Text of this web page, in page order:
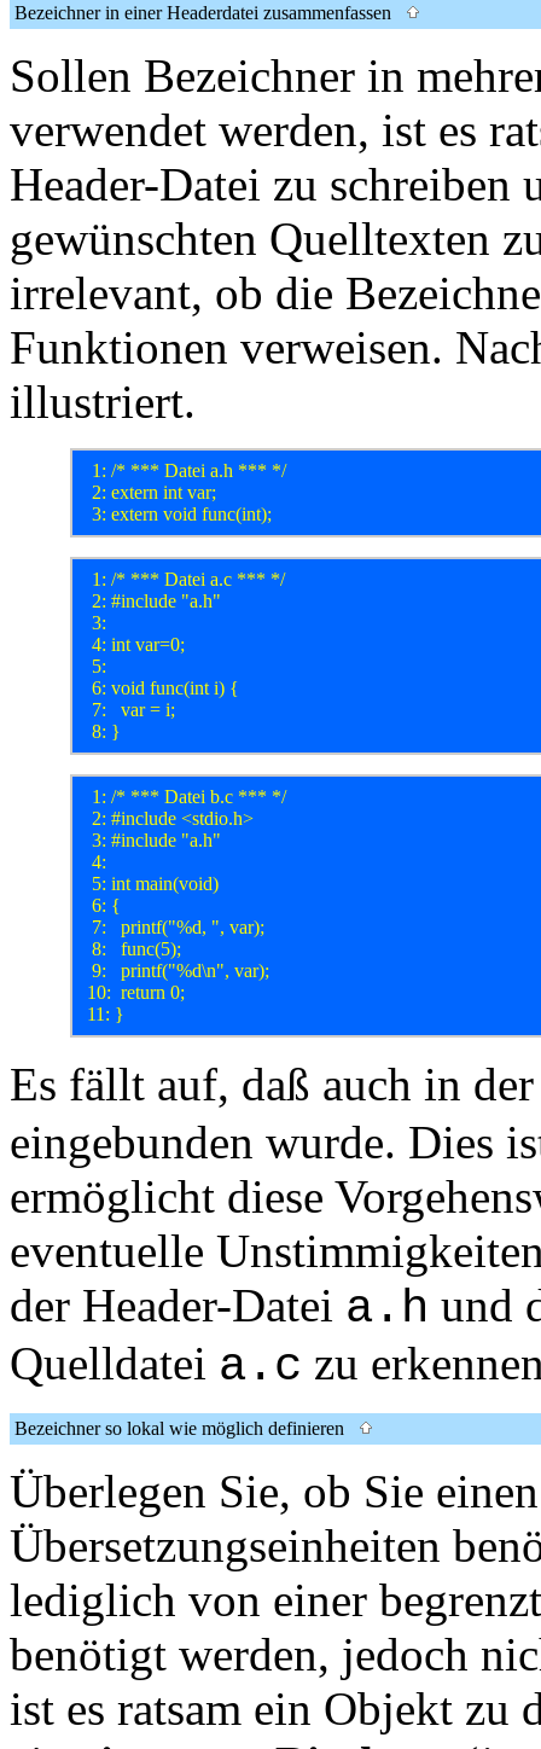
Bezeichner in einer Headerdatei zusammenfassen
Sollen Bezeichner in
verwendet werden, ist es
Header-Datei zu schreiben
gewünschten Quelltexten
irrelevant, ob die
Funktionen verweisen.
illustriert.
  1: /* *** Datei a.h *** */
  2: extern int var;
  1: /* *** Datei a.c *** */
  2: #include "a.h"
  3:
  4: int var=0;
  5:
  6: void func(int i) {
  7: 	var = i;
  1: /* *** Datei b.c *** */
  2: #include <stdio.h>
  3: #include "a.h"
  4:
  5: int main(void)
  6: {
  7: 	printf("%d, ", var);
  8: 	func(5);
  9: 	printf("%d\n", var);
10: 	return 0;
Es fällt auf, daß auch in
eingebunden wurde. Dies
ermöglicht diese
eventuelle
der Header-Datei a.h und
Quelldatei a.c zu
Bezeichner so lokal wie möglich definieren
Überlegen Sie, ob Sie
Übersetzungseinheiten
lediglich von einer
benötigt werden, jedoch
ist es ratsam ein Objekt zu